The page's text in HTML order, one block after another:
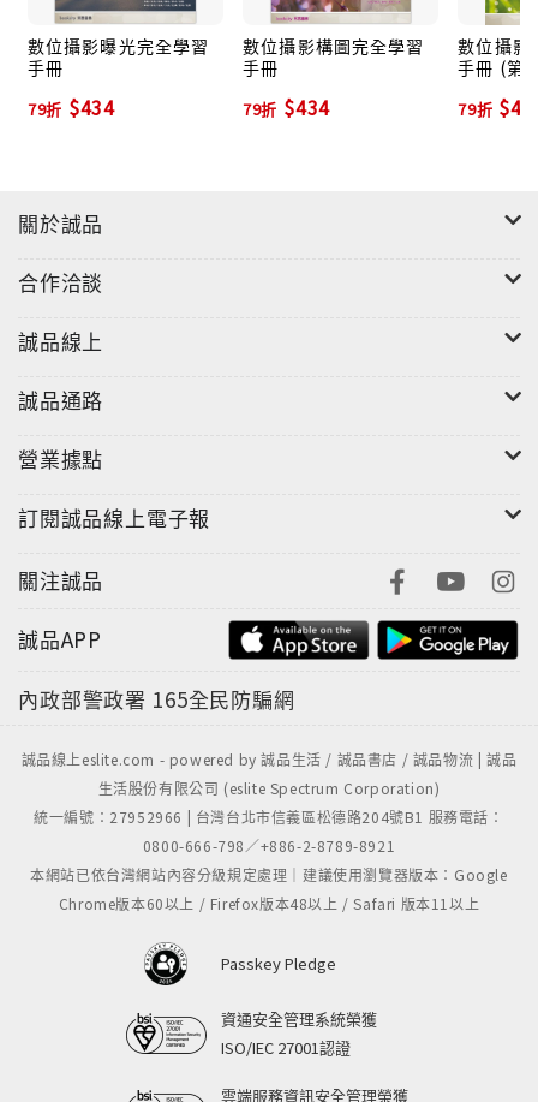
數位攝影曝光完全學習
手冊
79折 $434
數位攝影構圖完全學習
手冊
79折 $434
數位攝影
手冊 (第
79折
關於誠品
合作洽談
誠品線上
誠品通路
營業據點
訂閱誠品線上電子報
關注誠品
誠品APP
內政部警政署 165全民防騙網
誠品線上eslite.com - powered by 誠品生活 / 誠品書店 / 誠品物流 | 誠品
生活股份有限公司 (eslite Spectrum Corporation)
統一編號：27952966 | 台灣台北市信義區松德路204號B1 服務電話：
0800-666-798／+886-2-8789-8921
本網站已依台灣網站內容分級規定處理｜建議使用瀏覽器版本：Google
Chrome版本60以上 / Firefox版本48以上 / Safari 版本11以上
Passkey Pledge
資通安全管理系統榮獲
ISO/IEC 27001認證
雲端服務資訊安全管理榮獲